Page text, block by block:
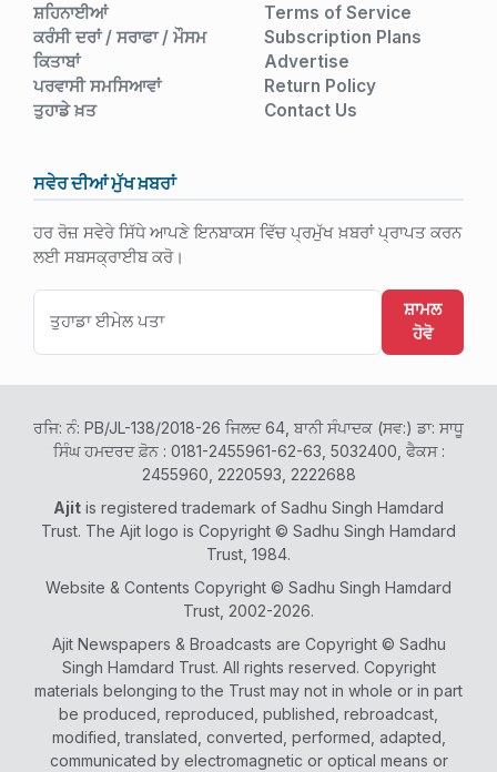
ਸ਼ਹਿਨਾਈਆਂ
ਕਰੰਸੀ ਦਰਾਂ / ਸਰਾਫਾ / ਮੌਸਮ
ਕਿਤਾਬਾਂ
ਪਰਵਾਸੀ ਸਮਸਿਆਵਾਂ
ਤੁਹਾਡੇ ਖ਼ਤ
Terms of Service
Subscription Plans
Advertise
Return Policy
Contact Us
ਸਵੇਰ ਦੀਆਂ ਮੁੱਖ ਖ਼ਬਰਾਂ
ਹਰ ਰੋਜ਼ ਸਵੇਰੇ ਸਿੱਧੇ ਆਪਣੇ ਇਨਬਾਕਸ ਵਿੱਚ ਪ੍ਰਮੁੱਖ ਖ਼ਬਰਾਂ ਪ੍ਰਾਪਤ ਕਰਨ
ਲਈ ਸਬਸਕ੍ਰਾਈਬ ਕਰੋ।
ਸ਼ਾਮਲ
ਹੋਵੋ
ਰਜਿ: ਨੰ: PB/JL-138/2018-26 ਜਿਲਦ 64, ਬਾਨੀ ਸੰਪਾਦਕ (ਸਵ:) ਡਾ: ਸਾਧੂ
ਸਿੰਘ ਹਮਦਰਦ ਫ਼ੋਨ : 0181-2455961-62-63, 5032400, ਫੈਕਸ :
2455960, 2220593, 2222688
Ajit is registered trademark of Sadhu Singh Hamdard
Trust. The Ajit logo is Copyright © Sadhu Singh Hamdard
Trust, 1984.
Website & Contents Copyright © Sadhu Singh Hamdard
Trust, 2002-2026.
Ajit Newspapers & Broadcasts are Copyright © Sadhu
Singh Hamdard Trust. All rights reserved. Copyright
materials belonging to the Trust may not in whole or in part
be produced, reproduced, published, rebroadcast,
modified, translated, converted, performed, adapted,
communicated by electromagnetic or optical means or